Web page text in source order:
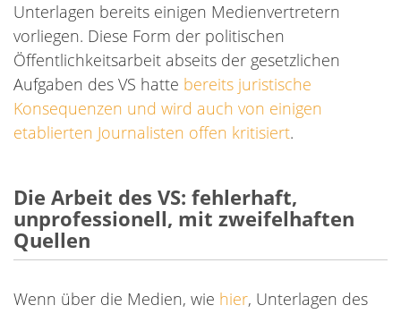
Unterlagen bereits einigen Medienvertretern
vorliegen. Diese Form der politischen
Öffentlichkeitsarbeit abseits der gesetzlichen
Aufgaben des VS hatte bereits juristische
Konsequenzen und wird auch von einigen
etablierten Journalisten offen kritisiert.
Die Arbeit des VS: fehlerhaft,
unprofessionell, mit zweifelhaften
Quellen
Wenn über die Medien, wie hier, Unterlagen des